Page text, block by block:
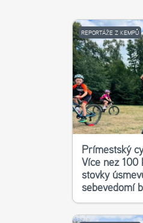
REPORTÁŽE Z KEMPŮ
Příměstský
Více než 100
stovky
sebevědomí